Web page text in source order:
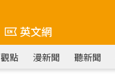
英文網
觀點 漫新聞 聽新聞